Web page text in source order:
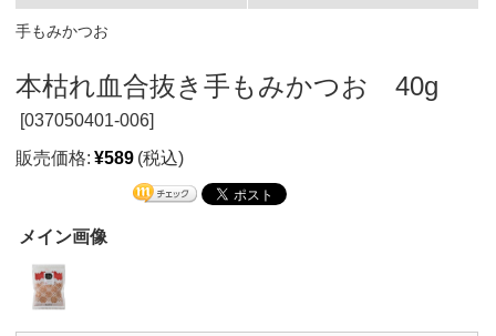
手もみかつお
本枯れ血合抜き手もみかつお 40g
[037050401-006]
販売価格: ¥589 (税込)
メイン画像